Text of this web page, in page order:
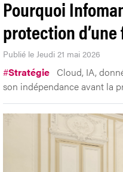
Pourquoi
protection
Publié le Jeudi 21 mai 2026
#Stratégie Cloud, IA,
son indépendance avant la